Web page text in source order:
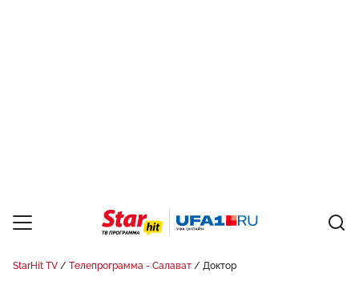
StarHit TV Телепрограмма - Салават Доктор